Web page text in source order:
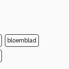
bloemblad